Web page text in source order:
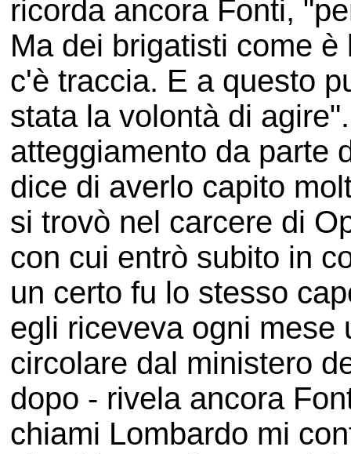
ricorda ancora Fonti,
Ma dei brigatisti come
c'è traccia. E a questo
stata la volontà di
atteggiamento da parte
dice di averlo capito
si trovò nel carcere di
con cui entrò subito in
un certo fu lo stesso
egli riceveva ogni mese
circolare dal ministero
dopo - rivela ancora
chiami Lombardo mi